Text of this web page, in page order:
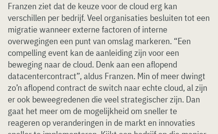
Franzen ziet dat de keuze voor de cloud erg kan
verschillen per bedrijf. Veel organisaties besluiten tot een
migratie wanneer externe factoren of interne
overwegingen een punt van omslag markeren. “Een
compelling event kan de aanleiding zijn voor een
beweging naar de cloud. Denk aan een aflopend
datacentercontract”, aldus Franzen. Min of meer dwingt
zo’n aflopend contract de switch naar echte cloud, al zijn
er ook beweegredenen die veel strategischer zijn. Dan
gaat het meer om de mogelijkheid om sneller te
reageren op veranderingen in de markt en innovaties